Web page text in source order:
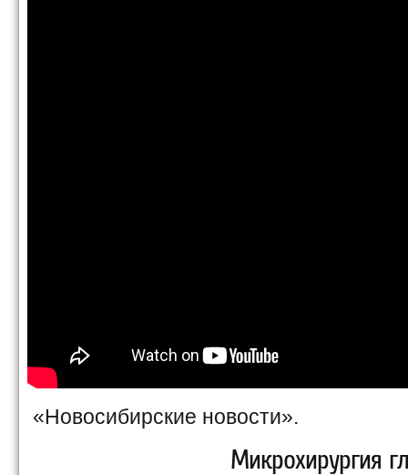
«Новосибирские новости».
Микрохирургия